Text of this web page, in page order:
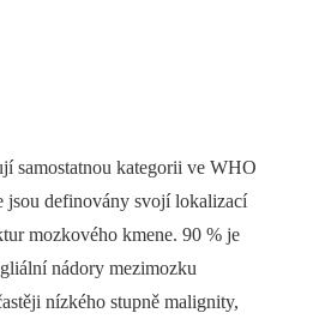
samostatnou kategorii ve WHO
jsou definovány svojí lokalizací
mozkového kmene. 90 % je
nádory mezimozku
nízkého stupně malignity,